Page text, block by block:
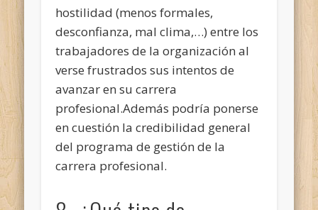
hostilidad (menos formales,
desconfianza, mal clima,…) entre los
trabajadores de la organización al
verse frustrados sus intentos de
avanzar en su carrera
profesional.Además podría ponerse
en cuestión la credibilidad general
del programa de gestión de la
carrera profesional.